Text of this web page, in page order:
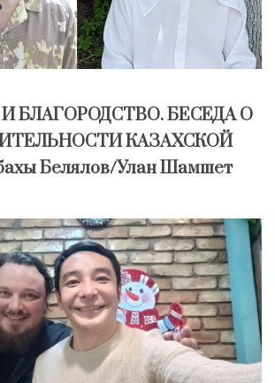
БЛАГОРОДСТВО. БЕСЕДА О
КАЗАХСКОЙ
Белялов/Улан Шамшет